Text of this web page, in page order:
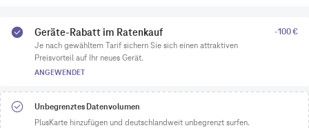
Geräte-Rabatt im Ratenkauf
Je nach gewähltem Tarif sichern Sie sich einen attraktiven
Preisvorteil auf Ihr neues Gerät.
ANGEWENDET
-100 €
Unbegrenztes Datenvolumen
PlusKarte hinzufügen und deutschlandweit unbegrenzt surfen.